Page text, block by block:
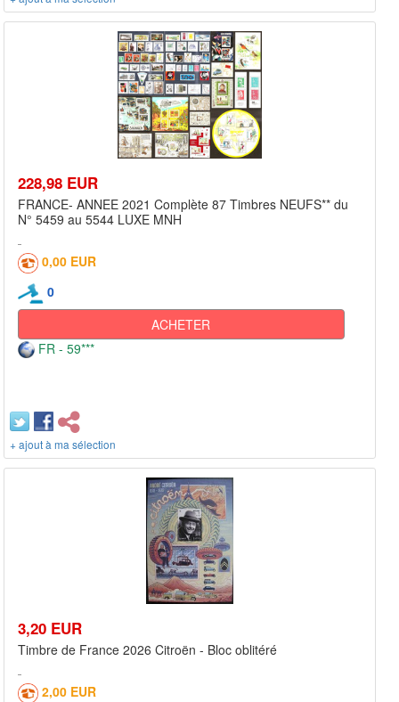
228,98 EUR
FRANCE- ANNEE 2021 Complète 87 Timbres NEUFS** du
N° 5459 au 5544 LUXE MNH
0,00 EUR
0
ACHETER
FR - 59***
+ ajout à ma sélection
3,20 EUR
Timbre de France 2026 Citroën - Bloc oblitéré
2,00 EUR